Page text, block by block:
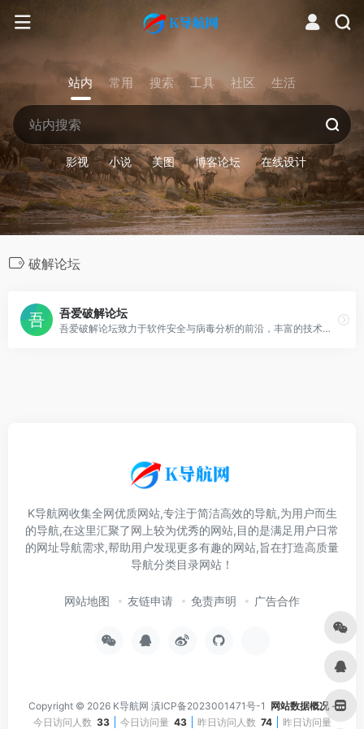
站内 常用 搜索 工具 社区 生活
影视 小说 美图 博客论坛 在线设计
破解论坛
吾爱破解论坛
吾爱破解论坛致力于软件安全与病毒分析的前沿，丰富的技术版块交相辉映，由无数热衷于软件加密解密及反病毒爱好者共同维护
K导航网收集全网优质网站,专注于简洁高效的导航,为用户而生
的导航,在这里汇聚了网上较为优秀的网站,目的是满足用户日常
的网址导航需求,帮助用户发现更多有趣的网站,旨在打造高质量
导航分类目录网站！
网站地图 友链申请 免责声明 广告合作
Copyright © 2026 K导航网 滇ICP备2023001471号-1 网站数据概况 -
今日访问人数 33 今日访问量 43 昨日访问人数 74 昨日访问量